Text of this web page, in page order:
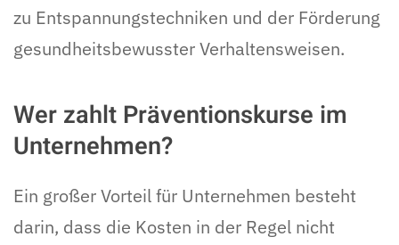
zu Entspannungstechniken und der Förderung
gesundheitsbewusster Verhaltensweisen.
Wer zahlt Präventionskurse im
Unternehmen?
Ein großer Vorteil für Unternehmen besteht
darin, dass die Kosten in der Regel nicht